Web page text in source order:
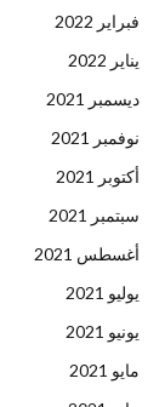
فبراير 2022
يناير 2022
ديسمبر 2021
نوفمبر 2021
أكتوبر 2021
سبتمبر 2021
أغسطس 2021
يوليو 2021
يونيو 2021
مايو 2021